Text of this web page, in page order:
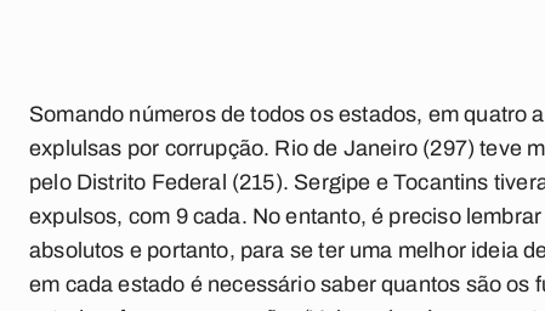
Somando números de todos os estados, em quatro
explulsas por corrupção. Rio de Janeiro (297) teve
pelo Distrito Federal (215). Sergipe e Tocantins
expulsos, com 9 cada. No entanto, é preciso
absolutos e portanto, para se ter uma melhor ideia
em cada estado é necessário saber quantos são os